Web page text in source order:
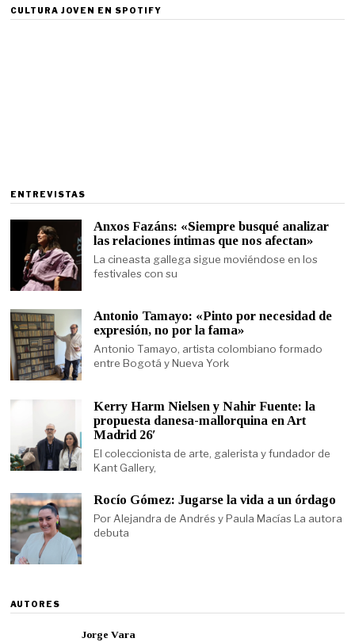
CULTURA JOVEN EN SPOTIFY
ENTREVISTAS
Anxos Fazáns: «Siempre busqué analizar
las relaciones íntimas que nos afectan»
La cineasta gallega sigue moviéndose en los
festivales con su
Antonio Tamayo: «Pinto por necesidad de
expresión, no por la fama»
Antonio Tamayo, artista colombiano formado
entre Bogotá y Nueva York
Kerry Harm Nielsen y Nahir Fuente: la
propuesta danesa-mallorquina en Art
Madrid 26′
El coleccionista de arte, galerista y fundador de
Kant Gallery,
Rocío Gómez: Jugarse la vida a un órdago
Por Alejandra de Andrés y Paula Macías La autora
debuta
AUTORES
Jorge Vara